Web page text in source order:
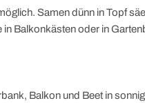
Samen dünn in Topf
Balkonkästen oder in
Balkon und Beet in